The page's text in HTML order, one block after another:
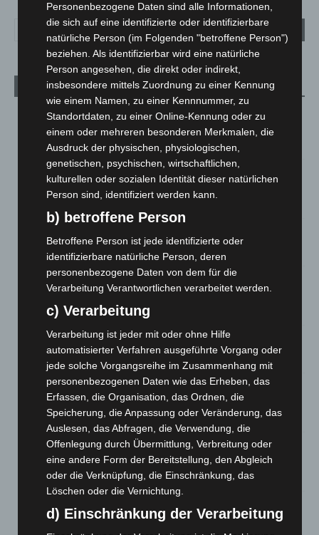
Aktuelle Beiträge
Region Hannover: 21 neue Notfallsanitäter starten beim
Roten Kreuz
5. August 2026
Mann läuft mit Hockeyschläger über A7 – Polizei sucht
Celle: Mensch stirbt bei Bagger-Unfall auf Baustelle
5. August 2026
Gasleitung bei McDonald’s-Umbau in Langenhagen
beschädigt
5. August 2026
Anklage nach Abschaltung von „Archetyp Market“ erhoben
Hannover: Polizei stoppt 166 Trunkenheitsfahrten bei
Großkontrolle
2. August 2026
Hannover Klassik Open Air 2026: Französische Oper im
Maschpark
2. August 2026
Sicherheitsplattform für Europa
Personenbezogene Daten sind alle Informationen,
die sich auf eine identifizierte oder identifizierbare
natürliche Person (im Folgenden "betroffene Person")
beziehen. Als identifizierbar wird eine natürliche
Person angesehen, die direkt oder indirekt,
insbesondere mittels Zuordnung zu einer Kennung
wie einem Namen, zu einer Kennnummer, zu
Standortdaten, zu einer Online-Kennung oder zu
einem oder mehreren besonderen Merkmalen, die
Ausdruck der physischen, physiologischen,
genetischen, psychischen, wirtschaftlichen,
kulturellen oder sozialen Identität dieser natürlichen
Person sind, identifiziert werden kann.
b) betroffene Person
Betroffene Person ist jede identifizierte oder
identifizierbare natürliche Person, deren
personenbezogene Daten von dem für die
Verarbeitung Verantwortlichen verarbeitet werden.
c) Verarbeitung
Verarbeitung ist jeder mit oder ohne Hilfe
automatisierter Verfahren ausgeführte Vorgang oder
jede solche Vorgangsreihe im Zusammenhang mit
personenbezogenen Daten wie das Erheben, das
Erfassen, die Organisation, das Ordnen, die
Speicherung, die Anpassung oder Veränderung, das
Auslesen, das Abfragen, die Verwendung, die
Offenlegung durch Übermittlung, Verbreitung oder
eine andere Form der Bereitstellung, den Abgleich
oder die Verknüpfung, die Einschränkung, das
Löschen oder die Vernichtung.
d) Einschränkung der Verarbeitung